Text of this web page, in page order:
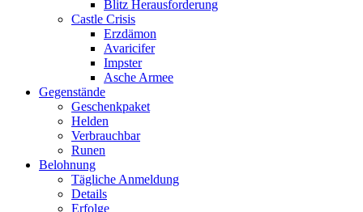
Blitz Herausforderung
Castle Crisis
Erzdämon
Avaricifer
Impster
Asche Armee
Gegenstände
Geschenkpaket
Helden
Verbrauchbar
Runen
Belohnung
Tägliche Anmeldung
Details
Erfolge